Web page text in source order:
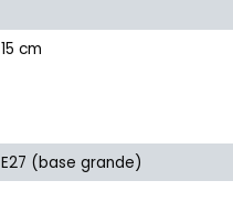
15 cm
E27 (base grande)